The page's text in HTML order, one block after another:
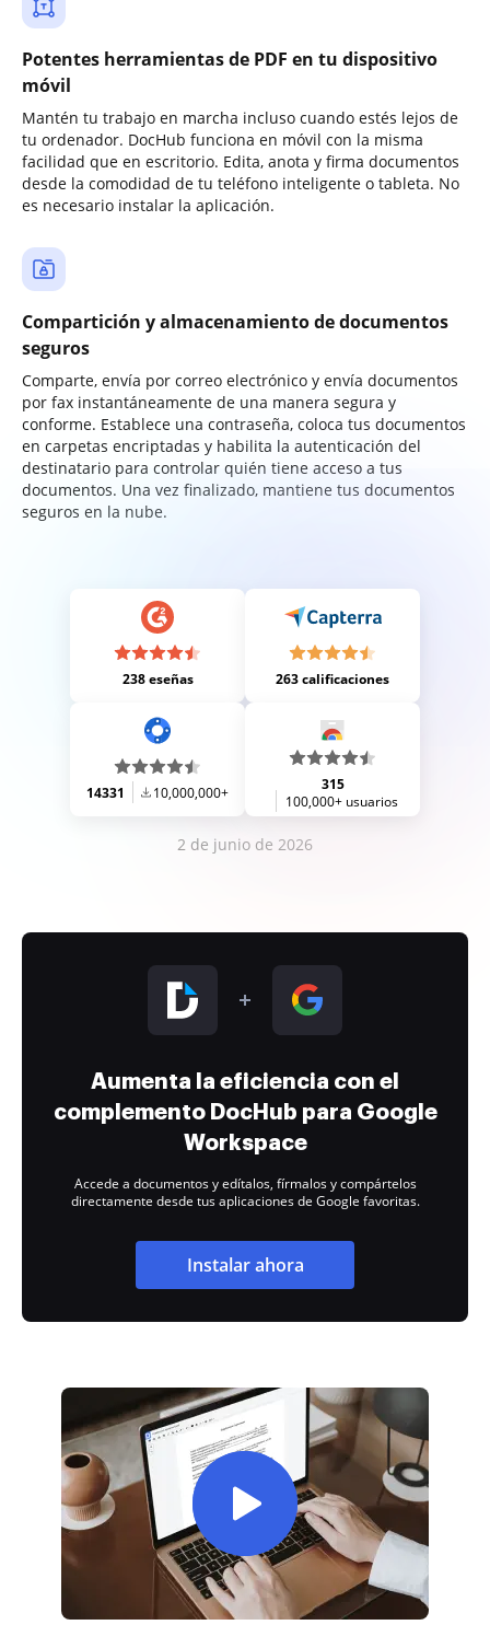
Potentes herramientas de PDF en tu dispositivo
móvil
Mantén tu trabajo en marcha incluso cuando estés lejos de
tu ordenador. DocHub funciona en móvil con la misma
facilidad que en escritorio. Edita, anota y firma documentos
desde la comodidad de tu teléfono inteligente o tableta. No
es necesario instalar la aplicación.
Compartición y almacenamiento de documentos
seguros
Comparte, envía por correo electrónico y envía documentos
por fax instantáneamente de una manera segura y
conforme. Establece una contraseña, coloca tus documentos
en carpetas encriptadas y habilita la autenticación del
destinatario para controlar quién tiene acceso a tus
documentos. Una vez finalizado, mantiene tus documentos
seguros en la nube.
238 eseñas 263 calificaciones
14331 10,000,000+
315
100,000+ usuarios
2 de junio de 2026
Aumenta la eficiencia con el
complemento DocHub para Google
Workspace
Accede a documentos y edítalos, fírmalos y compártelos
directamente desde tus aplicaciones de Google favoritas.
Instalar ahora